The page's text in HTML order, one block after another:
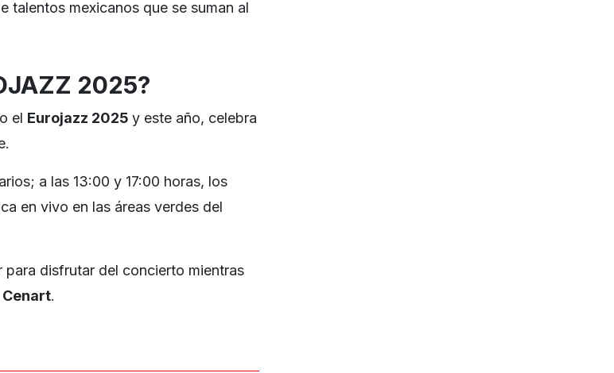
talentos mexicanos que se suman al
2025?
el Eurojazz 2025 y este año, celebra
a las 13:00 y 17:00 horas, los
en vivo en las áreas verdes del
para disfrutar del concierto mientras
Cenart.